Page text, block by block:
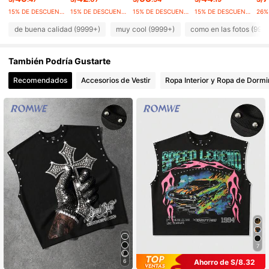
15% DE DESCUENTO 15% DE DESCUENTO 15% DE DESCUENTO 15% DE DESCUENTO
de buena calidad (9999+) muy cool (9999+) como en las fotos
También Podría Gustarte
Recomendados Accesorios de Vestir Ropa Interior y Ropa de
6
7
Ahorro de S/8.32